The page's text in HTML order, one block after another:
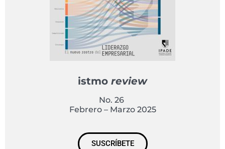
istmo review
No. 26
Febrero – Marzo 2025
SUSCRÍBETE